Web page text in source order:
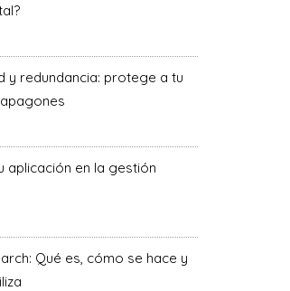
y redundancia: protege a tu
aplicación en la gestión
Qué es, cómo se hace y